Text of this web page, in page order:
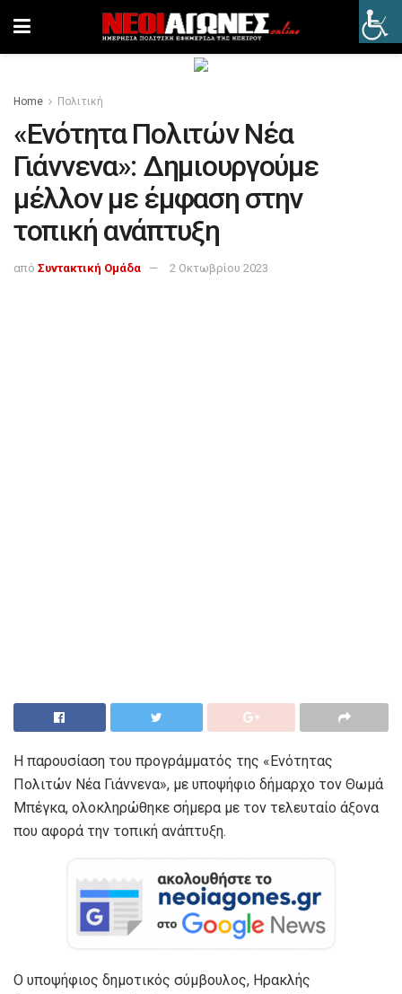
Home Πολιτική
«Ενότητα Πολιτών Νέα
Γιάννενα»: Δημιουργούμε
μέλλον με έμφαση στην
τοπική ανάπτυξη
από Συντακτική Ομάδα 2 Οκτωβρίου 2023
Η παρουσίαση του προγράμματός της «Ενότητας
Πολιτών Νέα Γιάννενα», με υποψήφιο δήμαρχο τον Θωμά
Μπέγκα, ολοκληρώθηκε σήμερα με τον τελευταίο άξονα
που αφορά την τοπική ανάπτυξη.
Ο υποψήφιος δημοτικός σύμβουλος, Ηρακλής